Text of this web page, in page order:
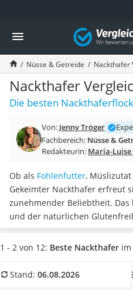
Die beliebtesten Vergleiche nach
Lebensmittel
Schwarzkümmelöl
Knäckebrot
Schwarzkümmelöl-Kapseln
Manukahonig
Eiklar
Balsamico-Essig
Schwarzkümmelöl bio
Honig
Gemüsebrühe
Eiskaffee-Pulver
Irischer Whiskey
Grapefruitkernextrakt
Matcha-Set
MCT-Öl
Vergleich
Nüsse & Getreide Nackthafer
Nackthafer
Die besten
Von: Jenny Tröger
Fachbereich: Nüsse &
Redakteurin: Maria-Luise
Ob als Fohlenfutter, Müslizutat
Gekeimter Nackthafer erfreut
zunehmender Beliebtheit.
und der natürlichen
Tests empfehlen
Lebensmittelqualität, damit
unserer Produkttabelle und
1 - 2 von 12: Beste Nackthafer im
Stand: 06.08.2026